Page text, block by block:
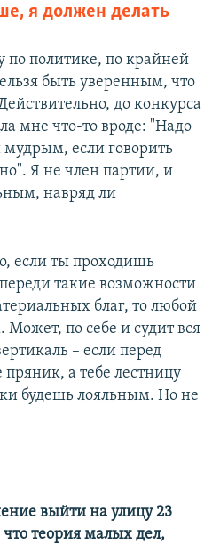
я должен делать
по политике, по крайней
быть уверенным, что
до конкурса
мне что-то вроде: "Надо
мудрым, если говорить
Я не член партии, и
навряд ли
если ты проходишь
такие возможности
благ, то любой
Может, по себе и судит вся
– если перед
а тебе лестницу
будешь лояльным. Но не
выйти на улицу 23
что теория малых дел,